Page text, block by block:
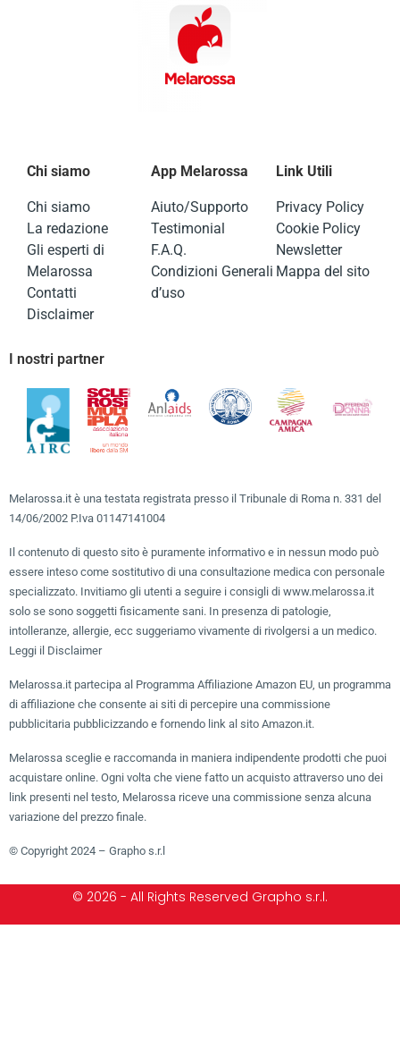
Chi siamo
Chi siamo
La redazione
Gli esperti di
Melarossa
Contatti
Disclaimer
App Melarossa
Aiuto/Supporto
Testimonial
F.A.Q.
Condizioni Generali
d’uso
Link Utili
Privacy Policy
Cookie Policy
Newsletter
Mappa del sito
I nostri partner
Melarossa.it è una testata registrata presso il Tribunale di Roma n. 331 del
14/06/2002 P.Iva 01147141004
Il contenuto di questo sito è puramente informativo e in nessun modo può
essere inteso come sostitutivo di una consultazione medica con personale
specializzato. Invitiamo gli utenti a seguire i consigli di www.melarossa.it
solo se sono soggetti fisicamente sani. In presenza di patologie,
intolleranze, allergie, ecc suggeriamo vivamente di rivolgersi a un medico.
Leggi il Disclaimer
Melarossa.it partecipa al Programma Affiliazione Amazon EU, un programma
di affiliazione che consente ai siti di percepire una commissione
pubblicitaria pubblicizzando e fornendo link al sito Amazon.it.
Melarossa sceglie e raccomanda in maniera indipendente prodotti che puoi
acquistare online. Ogni volta che viene fatto un acquisto attraverso uno dei
link presenti nel testo, Melarossa riceve una commissione senza alcuna
variazione del prezzo finale.
© Copyright 2024 – Grapho s.r.l
© 2026 - All Rights Reserved Grapho s.r.l.